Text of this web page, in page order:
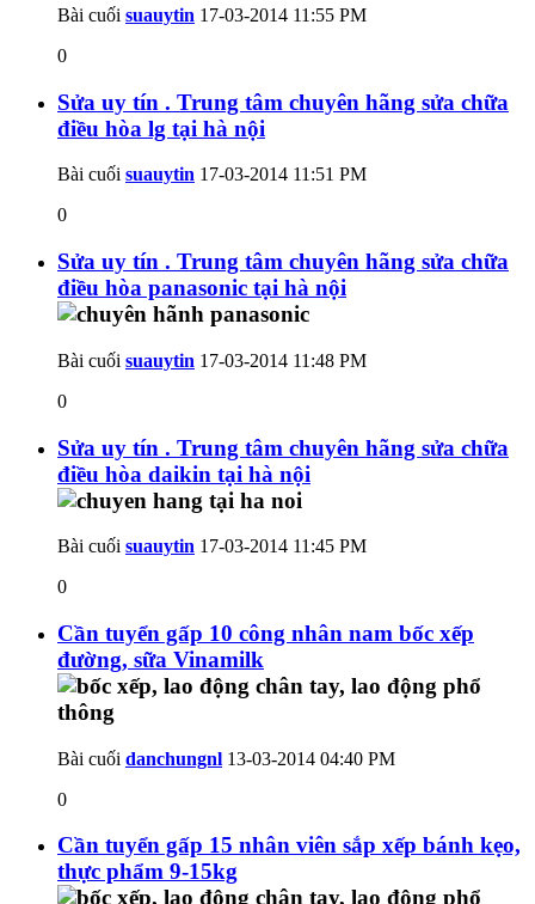
Bài cuối suauytin 17-03-2014 11:55 PM
0
Sửa uy tín . Trung tâm chuyên hãng sửa chữa
điều hòa lg tại hà nội
Bài cuối suauytin 17-03-2014 11:51 PM
0
Sửa uy tín . Trung tâm chuyên hãng sửa chữa
điều hòa panasonic tại hà nội
Bài cuối suauytin 17-03-2014 11:48 PM
0
Sửa uy tín . Trung tâm chuyên hãng sửa chữa
điều hòa daikin tại hà nội
Bài cuối suauytin 17-03-2014 11:45 PM
0
Cần tuyển gấp 10 công nhân nam bốc xếp
đường, sữa Vinamilk
Bài cuối danchungnl 13-03-2014 04:40 PM
0
Cần tuyển gấp 15 nhân viên sắp xếp bánh kẹo,
thực phẩm 9-15kg